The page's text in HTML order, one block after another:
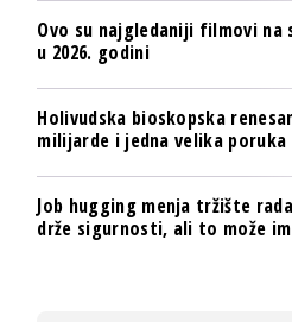
Ovo su najgledaniji filmovi
u 2026. godini
Holivudska bioskopska
milijarde i jedna velika poruka
Job hugging menja tržište
drže sigurnosti, ali to može